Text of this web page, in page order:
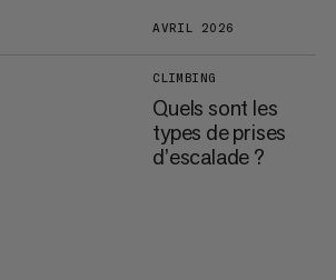
AVRIL 2026
CLIMBING
Quels sont les
types de prises
d’escalade ?